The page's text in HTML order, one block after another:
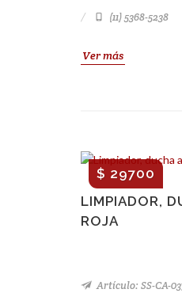
(11) 5368-5238
Ver más
LIMPIADOR,
ROJA
$ 29700
Artículo: SS-CA-